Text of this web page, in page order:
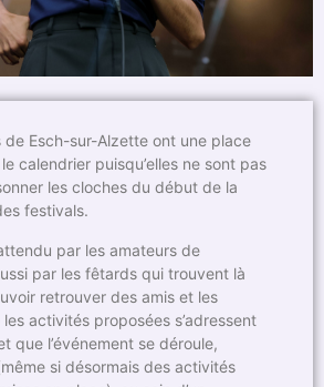
de Esch-sur-Alzette ont une place
calendrier puisqu’elles ne sont pas
les cloches du début de la
festivals.
par les amateurs de
par les fêtards qui trouvent là
retrouver des amis et les
activités proposées s’adressent
que l’événement se déroule,
si désormais des activités